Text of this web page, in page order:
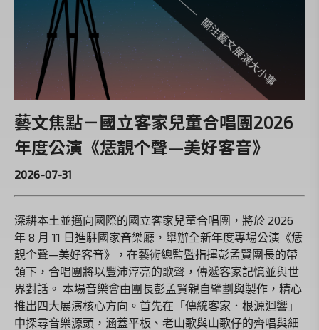
藝文焦點－國立客家兒童合唱團2026
年度公演《恁靚个聲—美好客音》
2026-07-31
深耕本土並邁向國際的國立客家兒童合唱團，將於 2026
年 8 月 11 日進駐國家音樂廳，舉辦全新年度專場公演《恁
靚个聲—美好客音》，在藝術總監暨指揮彭孟賢團長的帶
領下，合唱團將以豐沛淳亮的歌聲，傳遞客家記憶並與世
界對話。 本場音樂會由團長彭孟賢親自擘劃與製作，精心
推出四大展演核心方向。首先在「傳統客家．根源迴響」
中探尋音樂源頭，涵蓋平板、老山歌與山歌仔的齊唱與細